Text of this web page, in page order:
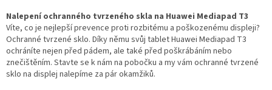
Nalepení ochranného tvrzeného skla na Huawei Mediapad T3
Víte, co je nejlepší prevence proti rozbitému a poškozenému displeji?
Ochranné tvrzené sklo. Díky němu svůj tablet Huawei Mediapad T3
ochráníte nejen před pádem, ale také před poškrábáním nebo
znečištěním. Stavte se k nám na pobočku a my vám ochranné tvrzené
sklo na displej nalepíme za pár okamžiků.